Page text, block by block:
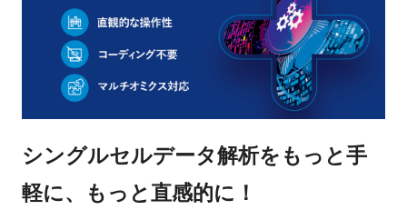
イベント
プログラム
ニュース・掲示板
シングルセルデータ解析をもっと手
軽に、もっと直感的に！